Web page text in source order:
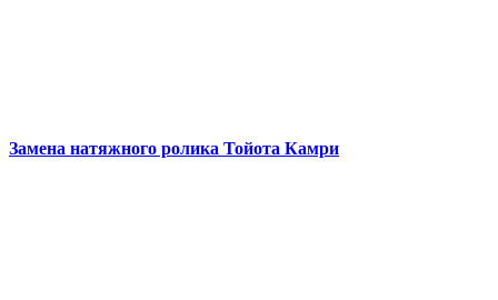
Замена натяжного ролика Тойота Камри